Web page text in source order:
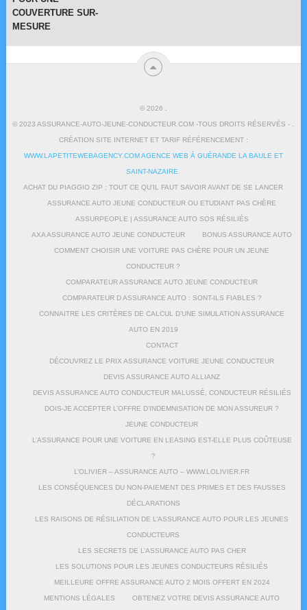
COUVERTURE SUR-
MESURE
© 2026
© 2023 ASSURANCE-AUTO-JEUNE-CONDUCTEUR.COM -TOUS DROITS RÉSERVÉS - .
CRÉATION SITE INTERNET ET TARIF RÉFÉRENCEMENT :
WWW.LAPETITEWEBAGENCY.COM AGENCE WEB À GUÉRANDE LA BAULE ET
SAINT-NAZAIRE
ACHAT DU PIAGGIO ZIP : TOUT CE QU’IL FAUT SAVOIR AVANT DE SE LANCER
ASSURANCE AUTO JEUNE CONDUCTEUR OU ETUDIANT PAS CHÈRE
ASSURPEOPLE | ASSURANCE AUTO SOS RÉSILIÉS
AXA ASSURANCE AUTO JEUNE CONDUCTEUR BONUS ASSURANCE AUTO
COMMENT CHOISIR UNE VOITURE PAS CHÈRE POUR UN JEUNE
CONDUCTEUR ?
COMPARATEUR ASSURANCE AUTO JEUNE CONDUCTEUR
COMPARATEUR D ASSURANCE AUTO : SONT-ILS FIABLES ?
CONNAITRE LES CRITÈRES DE CALCUL D’UNE SIMULATION ASSURANCE
AUTO EN 2019
CONTACT
DÉCOUVREZ LE PRIX ASSURANCE VOITURE JEUNE CONDUCTEUR
DEVIS ASSURANCE AUTO ALLIANZ
DEVIS ASSURANCE AUTO CONDUCTEUR MALUSSÉ, CONDUCTEUR RÉSILIÉS
DOIS-JE ACCEPTER L’OFFRE D’INDEMNISATION DE MON ASSUREUR ?
JEUNE CONDUCTEUR
L’ASSURANCE POUR UNE VOITURE EN LEASING EST-ELLE PLUS COÛTEUSE
?
L’OLIVIER – ASSURANCE AUTO – WWW.LOLIVIER.FR
LES CONSÉQUENCES DU NON-PAIEMENT DES PRIMES ET DES FAUSSES
DÉCLARATIONS
LES RAISONS DE RÉSILIATION DE L’ASSURANCE AUTO POUR LES JEUNES
CONDUCTEURS
LES SECRETS DE L’ASSURANCE AUTO PAS CHER
LES SOLUTIONS POUR LES JEUNES CONDUCTEURS RÉSILIÉS
MEILLEURE OFFRE ASSURANCE AUTO 2 MOIS OFFERT EN 2024
MENTIONS LÉGALES OBTENEZ VOTRE DEVIS ASSURANCE AUTO